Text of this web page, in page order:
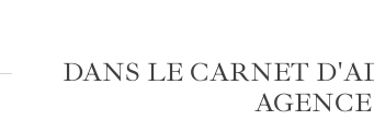
DANS LE CARNET